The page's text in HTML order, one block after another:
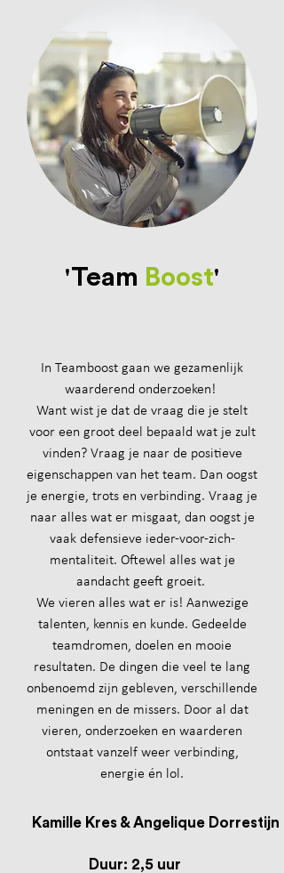
'Team Boost'
In Teamboost gaan we gezamenlijk
waarderend onderzoeken!
Want wist je dat de vraag die je stelt
voor een groot deel bepaald wat je zult
vinden? Vraag je naar de positieve
eigenschappen van het team. Dan oogst
je energie, trots en verbinding. Vraag je
naar alles wat er misgaat, dan oogst je
vaak defensieve ieder-voor-zich-
mentaliteit. Oftewel alles wat je
aandacht geeft groeit.
We vieren alles wat er is! Aanwezige
talenten, kennis en kunde. Gedeelde
teamdromen, doelen en mooie
resultaten. De dingen die veel te lang
onbenoemd zijn gebleven, verschillende
meningen en de missers. Door al dat
vieren, onderzoeken en waarderen
ontstaat vanzelf weer verbinding,
energie én lol.
Kamille Kres & Angelique Dorrestijn
Duur: 2,5 uur